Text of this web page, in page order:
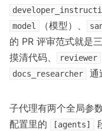
model （模型）、
的 PR 评审范式就是
摸清代码、 reviewer
docs_researcher 通
子代理有两个全局参
配置里的
[agents]